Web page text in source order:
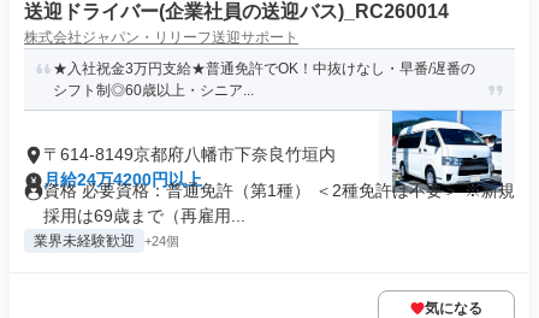
送迎ドライバー(企業社員の送迎バス)_RC260014
株式会社ジャパン・リリーフ送迎サポート
★入社祝金3万円支給★普通免許でOK！中抜けなし・早番/遅番の
シフト制◎60歳以上・シニア...
〒614-8149京都府八幡市下奈良竹垣内
月給24万4200円以上
資格 必要資格：普通免許（第1種） ＜2種免許は不要＞ ※新規
採用は69歳まで（再雇用...
業界未経験歓迎 +24個
気になる